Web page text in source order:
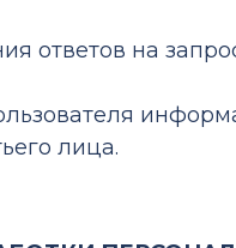
ответов на
лица.